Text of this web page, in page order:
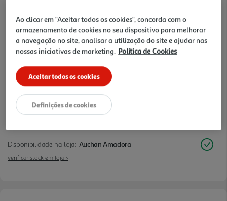
19,99 €
Notas de preparação
Disponibilidade na loja: Auchan Amadora
verificar stock em loja >
Ao clicar em "Aceitar todos os cookies", concorda com o
armazenamento de cookies no seu dispositivo para melhorar
a navegação no site, analisar a utilização do site e ajudar nas
nossas iniciativas de marketing. Política de Cookies
Aceitar todos os cookies
Definições de cookies